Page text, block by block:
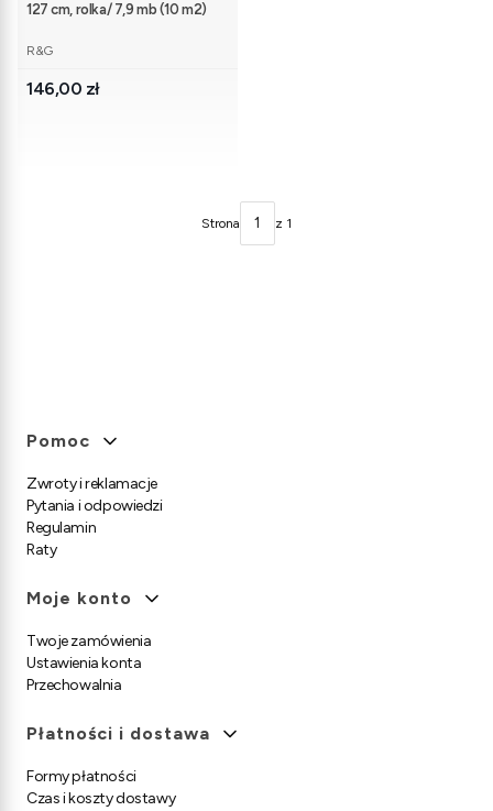
127 cm, rolka/ 7,9 mb (10 m2)
PRODUCENT
R&G
Cena
146,00 zł
Strona z 1
Linki w stopce
Pomoc
Zwroty i reklamacje
Pytania i odpowiedzi
Regulamin
Raty
Moje konto
Twoje zamówienia
Ustawienia konta
Przechowalnia
Płatności i dostawa
Formy płatności
Czas i koszty dostawy